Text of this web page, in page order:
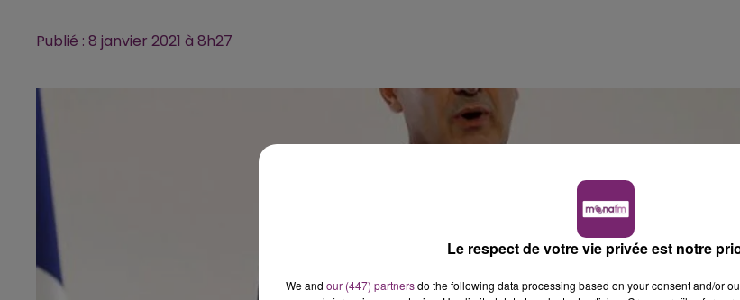
Publié : 8 janvier 2021 à 8h27
Le respect de votre vie privée est notre
We and our (447) partnersdo the following data processing based on your consent and/or